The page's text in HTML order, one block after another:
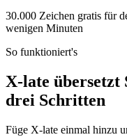
30.000 Zeichen gratis für
wenigen Minuten
So funktioniert's
X-late übersetzt
drei Schritten
Füge X-late einmal hinzu